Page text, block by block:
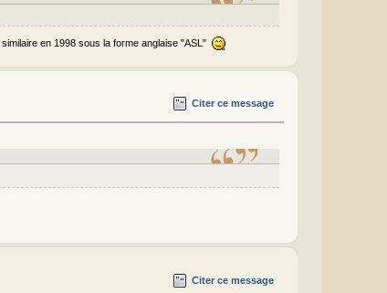
en 1998 sous la forme anglaise "ASL"
Citer ce message
Citer ce message